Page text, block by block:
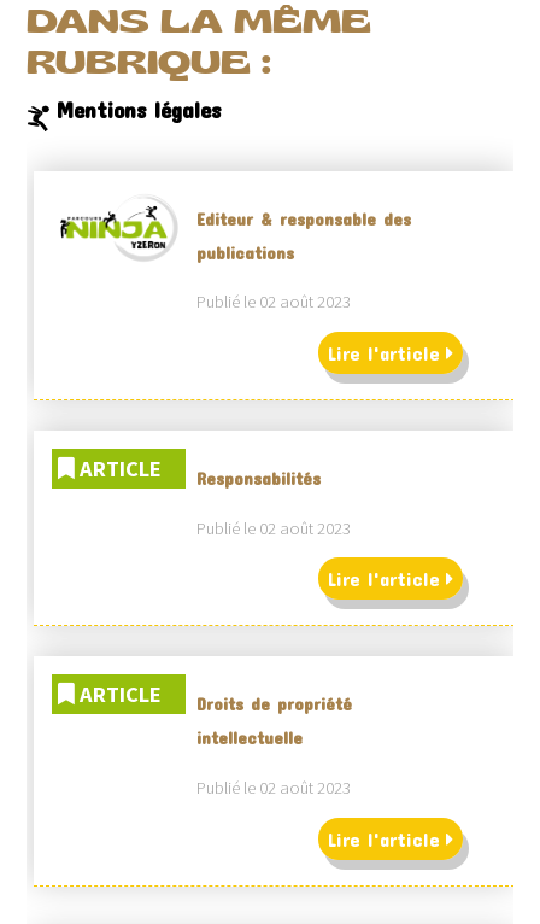
DANS LA MÊME
RUBRIQUE :
Mentions légales
Editeur & responsable des
publications
Publié le 02 août 2023
Lire l'article
ARTICLE Responsabilités
Publié le 02 août 2023
Lire l'article
ARTICLE
Droits de propriété
intellectuelle
Publié le 02 août 2023
Lire l'article